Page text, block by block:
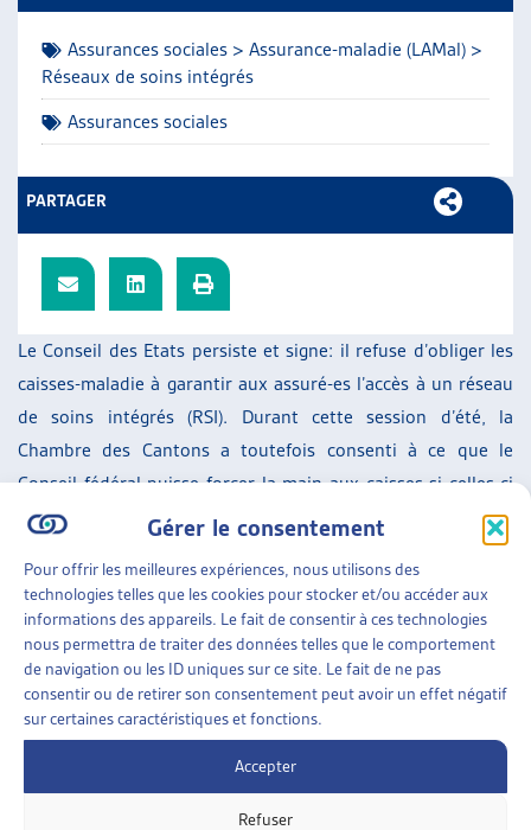
Gérer le consentement
Pour offrir les meilleures expériences, nous utilisons des
technologies telles que les cookies pour stocker et/ou accéder aux
informations des appareils. Le fait de consentir à ces technologies
nous permettra de traiter des données telles que le comportement
de navigation ou les ID uniques sur ce site. Le fait de ne pas
consentir ou de retirer son consentement peut avoir un effet négatif
sur certaines caractéristiques et fonctions.
Accepter
Refuser
Le Conseil des Etats persiste et signe: il refuse d’obliger les
caisses-maladie à garantir aux assuré-es l’accès à un réseau
de soins intégrés (RSI). Durant cette session d’été, la
Chambre des Cantons a toutefois consenti à ce que le
Conseil fédéral puisse forcer la main aux caisses si celles-ci
n’étoffent pas l’offre d’une manière satisfaisante dans un
délai de cinq ans. Le Conseil national a, lui, par deux fois
déjà, affirmé sa volonté de contraindre les caisses.
Autre point de divergence entre les deux Chambres: les
incitations financières nécessaires à rendre lesdits réseaux
de soins attractifs sachant que l’objectif du Conseil fédéral
est de faire adhérer quelque 60% des assuré-es dans un RSI
et de réaliser ainsi une économie d’environ un milliard de
francs par an. Le Conseil des Etats a fixé la quote-part (part
des factures payées par l’assuré-e une fois sa franchise
Assurances sociales > Assurance-maladie (LAMal) >
Réseaux de soins intégrés
Assurances sociales
PARTAGER